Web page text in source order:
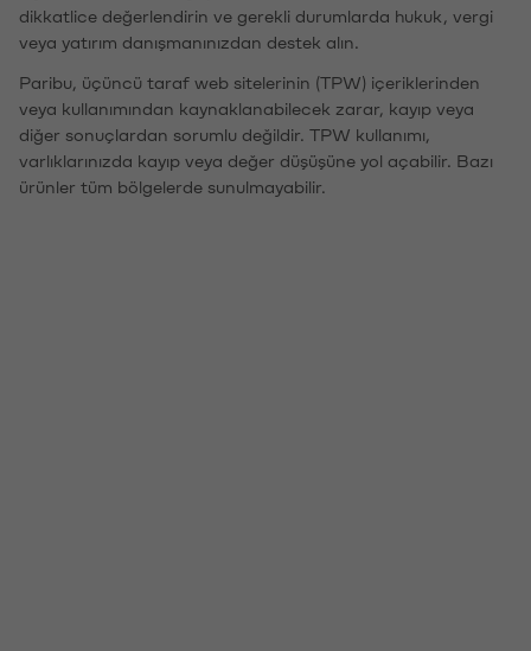
dikkatlice değerlendirin ve gerekli durumlarda hukuk, vergi
veya yatırım danışmanınızdan destek alın.
Paribu, üçüncü taraf web sitelerinin (TPW) içeriklerinden
veya kullanımından kaynaklanabilecek zarar, kayıp veya
diğer sonuçlardan sorumlu değildir. TPW kullanımı,
varlıklarınızda kayıp veya değer düşüşüne yol açabilir. Bazı
ürünler tüm bölgelerde sunulmayabilir.